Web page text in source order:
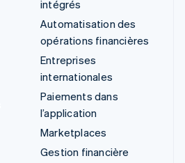
intégrés
Automatisation des
opérations financières
Entreprises
internationales
Paiements dans
l’application
Marketplaces
Gestion financière